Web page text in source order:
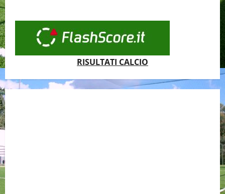
RISULTATI CALCIO